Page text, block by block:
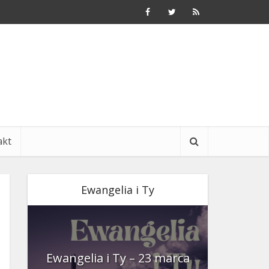
Ewangelia i Ty
Ewangelia i Ty – 23 marca